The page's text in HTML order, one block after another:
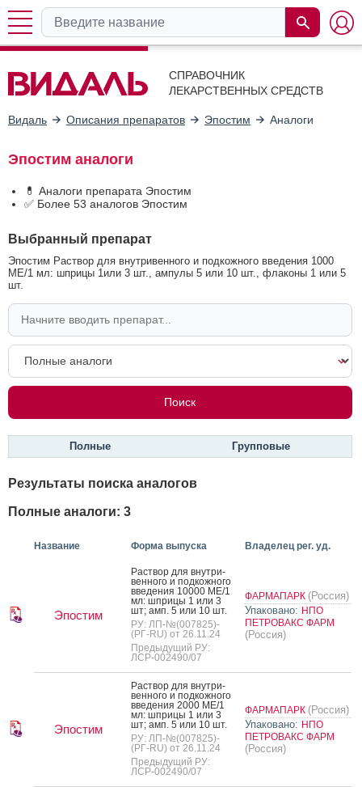
СПРАВОЧНИК
ЛЕКАРСТВЕННЫХ СРЕДСТВ
Видаль Описания препаратов Эпостим Аналоги
Эпостим аналоги
💊 Аналоги препарата Эпостим
✅ Более 53 аналогов Эпостим
Выбранный препарат
Эпостим Раствор для внутривенного и подкожного введения 1000
МЕ/1 мл: шприцы 1или 3 шт., ампулы 5 или 10 шт., флаконы 1 или 5
шт.
Полные Групповые
Результаты поиска аналогов
Полные аналоги: 3
Название Форма выпуска Владелец рег. уд.
Эпостим
Рас­твор для внут­ри­
вен­но­го и под­кожно­го
вве­дения 10000 МЕ/1
мл: шпри­цы 1 или 3
шт; амп. 5 или 10 шт.
РУ: ЛП-№(007825)-
(РГ-RU) от 26.11.24
Предыдущий РУ:
ЛСР-002490/07
ФАРМАПАРК (Россия)
Упаковано: НПО
ПЕТРОВАКС ФАРМ
(Россия)
Эпостим
Рас­твор для внут­ри­
вен­но­го и под­кожно­го
вве­дения 2000 МЕ/1
мл: шпри­цы 1 или 3
шт; амп. 5 или 10 шт.
РУ: ЛП-№(007825)-
(РГ-RU) от 26.11.24
Предыдущий РУ:
ЛСР-002490/07
ФАРМАПАРК (Россия)
Упаковано: НПО
ПЕТРОВАКС ФАРМ
(Россия)